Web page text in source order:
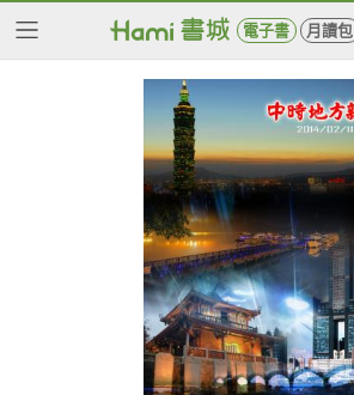
電子書 月讀包